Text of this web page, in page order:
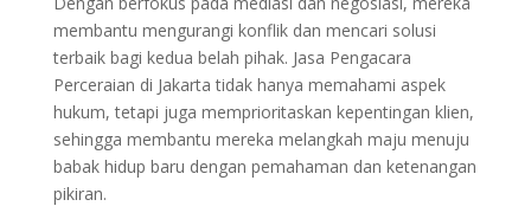
membantu mengurangi konflik dan mencari solusi
terbaik bagi kedua belah pihak. Jasa Pengacara
Perceraian di Jakarta tidak hanya memahami aspek
hukum, tetapi juga memprioritaskan kepentingan klien,
sehingga membantu mereka melangkah maju menuju
babak hidup baru dengan pemahaman dan ketenangan
pikiran.